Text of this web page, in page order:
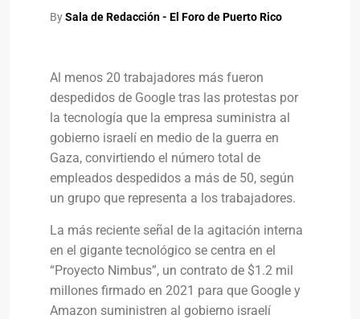
BySala de Redacción - El Foro de Puerto Rico
Al menos 20 trabajadores más fueron
despedidos de Google tras las protestas por
la tecnología que la empresa suministra al
gobierno israelí en medio de la guerra en
Gaza, convirtiendo el número total de
empleados despedidos a más de 50, según
un grupo que representa a los trabajadores.
La más reciente señal de la agitación interna
en el gigante tecnológico se centra en el
“Proyecto Nimbus”, un contrato de $1.2 mil
millones firmado en 2021 para que Google y
Amazon suministren al gobierno israelí